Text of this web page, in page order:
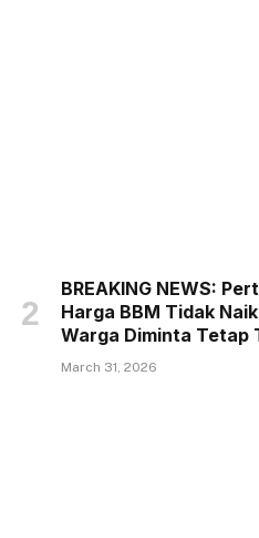
BREAKING NEWS:
Harga BBM Tidak
Warga Diminta Tetap
March 31, 2026